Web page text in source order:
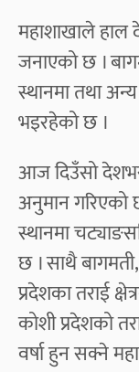
महाशाखाले हाल
जनाएको छ ।
स्थानमा तथा
भइरहेको छ ।
आज दिउँसो
अनुमान गरिएको
स्थानमा
छ । साथै
प्रदेशका तराई
कोशी प्रदेशको
वर्षा हुन सक्ने